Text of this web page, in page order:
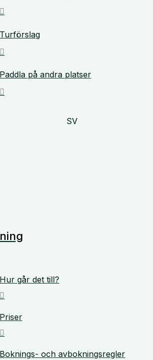
Turförslag
Paddla på andra platser
SV
Hur går det till?
Priser
Boknings- och avbokningsregler